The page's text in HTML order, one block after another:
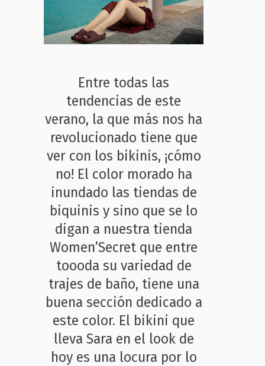
Entre todas las
tendencias de este
verano, la que más nos ha
revolucionado tiene que
ver con los bikinis, ¡cómo
no! El color morado ha
inundado las tiendas de
biquinis y sino que se lo
digan a nuestra tienda
Women’Secret que entre
toooda su variedad de
trajes de baño, tiene una
buena sección dedicado a
este color. El bikini que
lleva Sara en el look de
hoy es una locura por lo